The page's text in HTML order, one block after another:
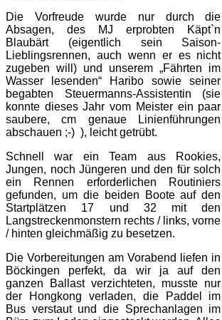
Die Vorfreude wurde nur durch die
Absagen, des MJ erprobten Käpt`n
Blaubärt (eigentlich sein Saison-
Lieblingsrennen, auch wenn er es nicht
zugeben will) und unserem „Fährten im
Wasser lesenden“ Haribo sowie seiner
begabten Steuermanns-Assistentin (sie
konnte dieses Jahr vom Meister ein paar
saubere, cm genaue Linienführungen
abschauen ;-) ), leicht getrübt.
Schnell war ein Team aus Rookies,
Jungen, noch Jüngeren und den für solch
ein Rennen erforderlichen Routiniers
gefunden, um die beiden Boote auf den
Startplätzen 17 und 32 mit den
Langstreckenmonstern rechts / links, vorne
/ hinten gleichmäßig zu besetzen.
Die Vorbereitungen am Vorabend liefen in
Böckingen perfekt, da wir ja auf den
ganzen Ballast verzichteten, musste nur
der Hongkong verladen, die Paddel im
Bus verstaut und die Sprechanlagen im